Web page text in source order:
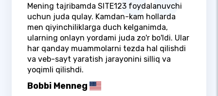
Mening tajribamda SITE123 foydalanuvchi
uchun juda qulay. Kamdan-kam hollarda
men qiyinchiliklarga duch kelganimda,
ularning onlayn yordami juda zo'r bo'ldi. Ular
har qanday muammolarni tezda hal qilishdi
va veb-sayt yaratish jarayonini silliq va
yoqimli qilishdi.
Bobbi Menneg